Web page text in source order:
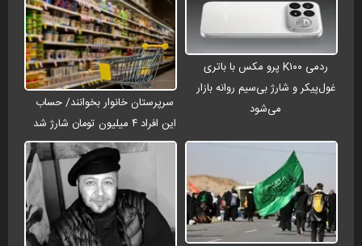
ردمی K۱۰۰ پرو مکس با باتری
غول‌پیکر و شارژ بی‌سیم روانه بازار
می‌شود
سرپرستان خانوار بخوانند/ حساب
این افراد ۴ میلیون تومان شارژ شد